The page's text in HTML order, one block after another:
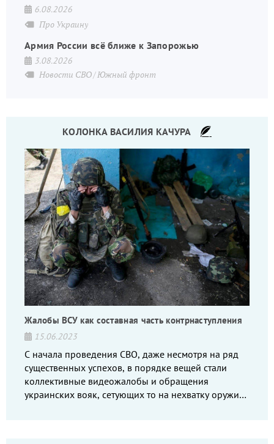
6.08.2026
Про Украину
Армия России всё ближе к Запорожью
3.08.2026
Новости СВО Южный фронт
КОЛОНКА ВАСИЛИЯ КАЧУРА
Жалобы ВСУ как составная часть контрнаступления
15.06.2023
С начала проведения СВО, даже несмотря на ряд
существенных успехов, в порядке вещей стали
коллективные видеожалобы и обращения
украинских вояк, сетующих то на нехватку оружия,